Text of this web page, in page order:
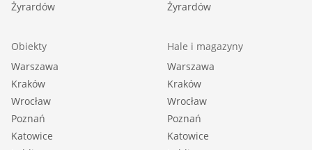
Żyrardów
Żyrardów
Obiekty
Warszawa
Kraków
Wrocław
Poznań
Katowice
Hale i magazyny
Warszawa
Kraków
Wrocław
Poznań
Katowice